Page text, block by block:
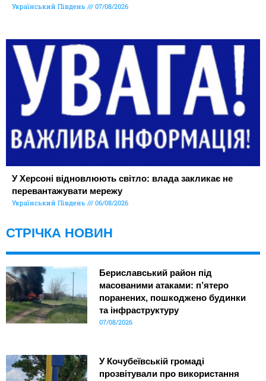
Український Південь 07/08/2026
У Херсоні відновлюють світло: влада закликає не
перевантажувати мережу
Український Південь 06/08/2026
СТРІЧКА НОВИН
Бериславський район під
масованими атаками: п’ятеро
поранених, пошкоджено будинки
та інфраструктуру
07/08/2026
У Кочубеївській громаді
прозвітували про використання